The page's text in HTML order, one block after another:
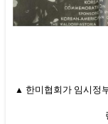
▲ 한미협회가 임시정